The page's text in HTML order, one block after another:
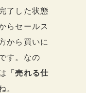
了した状態
らセールス
から買いに
す。なの
「売れる仕
。